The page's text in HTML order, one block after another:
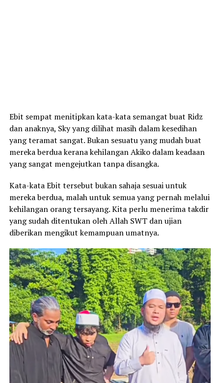
Ebit sempat menitipkan kata-kata semangat buat Ridz
dan anaknya, Sky yang dilihat masih dalam kesedihan
yang teramat sangat. Bukan sesuatu yang mudah buat
mereka berdua kerana kehilangan Akiko dalam keadaan
yang sangat mengejutkan tanpa disangka.
Kata-kata Ebit tersebut bukan sahaja sesuai untuk
mereka berdua, malah untuk semua yang pernah melalui
kehilangan orang tersayang. Kita perlu menerima takdir
yang sudah ditentukan oleh Allah SWT dan ujian
diberikan mengikut kemampuan umatnya.